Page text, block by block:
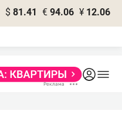
$ 81.41 € 94.06 ¥ 12.06